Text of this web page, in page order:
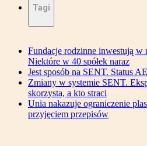
Tagi
Fundacje rodzinne inwestują w
Niektóre w 40 spółek naraz
Jest sposób na SENT. Status
Zmiany w systemie SENT.
skorzysta, a kto straci
Unia nakazuje ograniczenie
przyjęciem przepisów